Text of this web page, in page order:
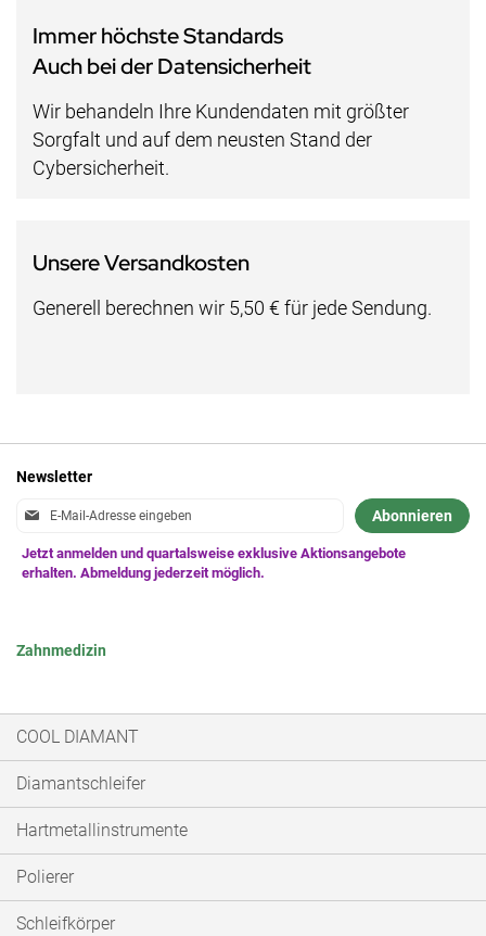
Immer höchste Standards
Auch bei der Datensicherheit
Wir behandeln Ihre Kundendaten mit größter
Sorgfalt und auf dem neusten Stand der
Cybersicherheit.
Unsere Versandkosten
Generell berechnen wir 5,50 € für jede Sendung.
Newsletter
Anmeldung
Newsletter:
Abonnieren
Zahnmedizin
COOL DIAMANT
Diamantschleifer
Hartmetallinstrumente
Polierer
Schleifkörper